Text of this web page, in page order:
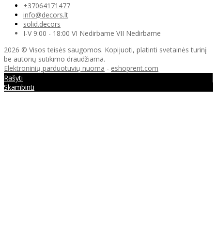
+37064171477
info@decors.lt
solid.decors
I-V 9:00 - 18:00 VI Nedirbame VII Nedirbame
2026 © Visos teisės saugomos. Kopijuoti, platinti svetainės turinį
be autorių sutikimo draudžiama.
Elektroninių parduotuvių nuoma - eshoprent.com
Rašyti
Skambinti